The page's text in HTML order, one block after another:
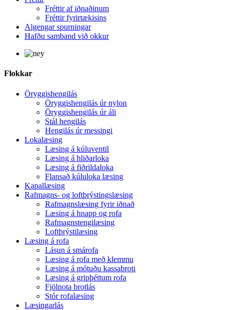
Fréttir af iðnaðinum
Fréttir fyrirtækisins
Algengar spurningar
Hafðu samband við okkur
Flokkar
Öryggishengilás
Öryggishengilás úr nylon
Öryggishengilás úr áli
Stál hengilás
Hengilás úr messingi
Lokalæsing
Læsing á kúluventil
Læsing á hliðarloka
Læsing á fiðrildaloka
Flansað kúluloka læsing
Kapallæsing
Rafmagns- og loftþrýstingslæsing
Rafmagnslæsing fyrir iðnað
Læsing á hnapp og rofa
Rafmagnstengilæsing
Loftþrýstilæsing
Læsing á rofa
Lásun á smárofa
Læsing á rofa með klemmu
Læsing á mótuðu kassabroti
Læsing á gripþéttum rofa
Fjölnota brotlás
Stór rofalæsing
Læsingarlás